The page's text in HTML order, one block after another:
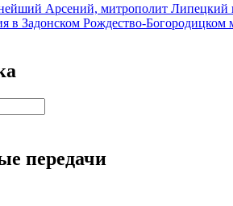
Арсений, митрополит Липецкий
в Задонском Рождество-
передачи